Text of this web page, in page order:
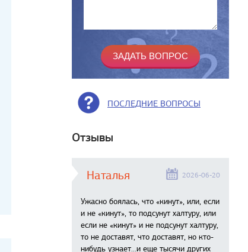
ПОСЛЕДНИЕ ВОПРОСЫ
Отзывы
Наталья 2026-06-20
Ужасно боялась, что «кинут», или, если
и не «кинут», то подсунут халтуру, или
если не «кинут» и не подсунут халтуру,
то не доставят, что доставят, но кто-
нибудь узнает...и еще тысячи других